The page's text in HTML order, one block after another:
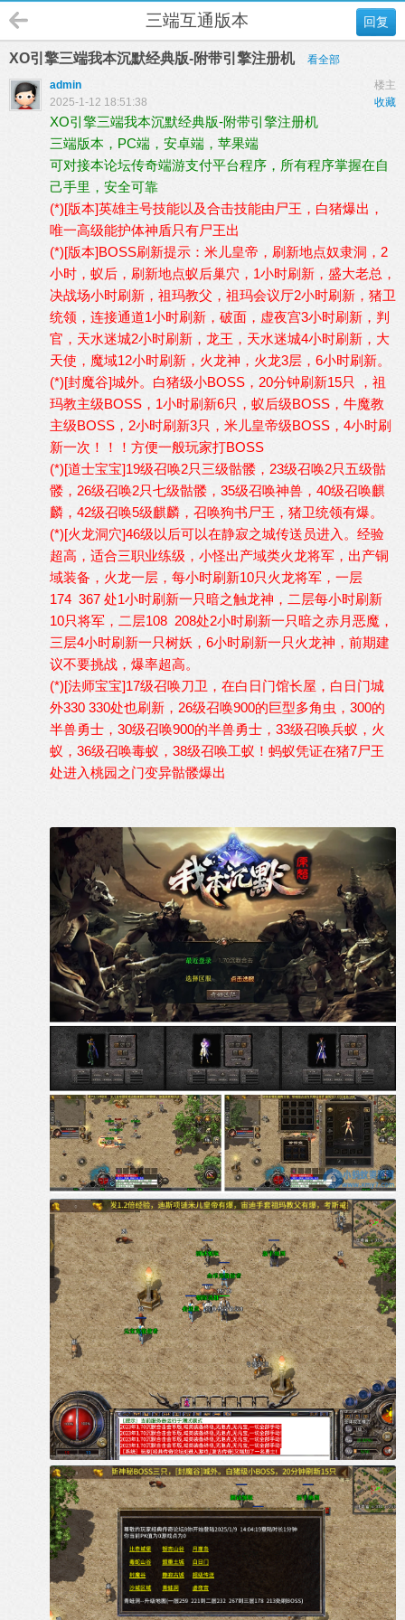
回复
三端互通版本
XO引擎三端我本沉默经典版-附带引擎注册机
看全部
楼主
admin
收藏
2025-1-12 18:51:38
XO引擎三端我本沉默经典版-附带引擎注册机
三端版本，PC端，安卓端，苹果端
可对接本论坛传奇端游支付平台程序，所有程序掌握在自
己手里，安全可靠
(*)[版本]英雄主号技能以及合击技能由尸王，白猪爆出，
唯一高级能护体神盾只有尸王出
(*)[版本]BOSS刷新提示：米儿皇帝，刷新地点奴隶洞，2
小时，蚁后，刷新地点蚁后巢穴，1小时刷新，盛大老总，
决战场小时刷新，祖玛教父，祖玛会议厅2小时刷新，猪卫
统领，连接通道1小时刷新，破面，虚夜宫3小时刷新，判
官，天水迷城2小时刷新，龙王，天水迷城4小时刷新，大
天使，魔域12小时刷新，火龙神，火龙3层，6小时刷新。
(*)[封魔谷]城外。白猪级小BOSS，20分钟刷新15只 ，祖
玛教主级BOSS，1小时刷新6只，蚁后级BOSS，牛魔教
主级BOSS，2小时刷新3只，米儿皇帝级BOSS，4小时刷
新一次！！！方便一般玩家打BOSS
(*)[道士宝宝]19级召唤2只三级骷髅，23级召唤2只五级骷
髅，26级召唤2只七级骷髅，35级召唤神兽，40级召唤麒
麟，42级召唤5级麒麟，召唤狗书尸王，猪卫统领有爆。
(*)[火龙洞穴]46级以后可以在静寂之城传送员进入。经验
超高，适合三职业练级，小怪出产域类火龙将军，出产铜
域装备，火龙一层，每小时刷新10只火龙将军，一层
174 367 处1小时刷新一只暗之触龙神，二层每小时刷新
10只将军，二层108 208处2小时刷新一只暗之赤月恶魔，
三层4小时刷新一只树妖，6小时刷新一只火龙神，前期建
议不要挑战，爆率超高。
(*)[法师宝宝]17级召唤刀卫，在白日门馆长屋，白日门城
外330 330处也刷新，26级召唤900的巨型多角虫，300的
半兽勇士，30级召唤900的半兽勇士，33级召唤兵蚁，火
蚁，36级召唤毒蚁，38级召唤工蚁！蚂蚁凭证在猪7尸王
处进入桃园之门变异骷髅爆出